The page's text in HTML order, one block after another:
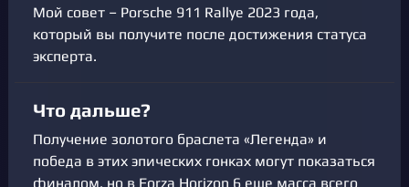
Мой совет – Porsche 911 Rallye 2023 года,
который вы получите после достижения статуса
эксперта.
Что дальше?
Получение золотого браслета «Легенда» и
победа в этих эпических гонках могут показаться
финалом, но в Forza Horizon 6 еще масса всего